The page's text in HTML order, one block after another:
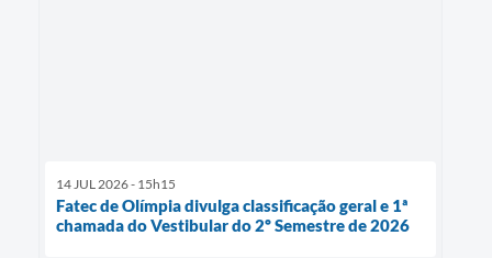
14 JUL 2026 - 15h15
Fatec de Olímpia divulga classificação geral e 1ª
chamada do Vestibular do 2º Semestre de 2026